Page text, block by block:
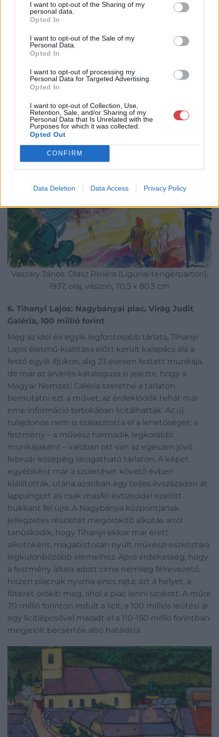
I want to opt-out of the Sharing of my
personal data.
Opted In
I want to opt-out of the Sale of my
Personal Data.
Opted In
I want to opt-out of processing my
Personal Data for Targeted Advertising.
Opted In
I want to opt-out of Collection, Use,
Retention, Sale, and/or Sharing of my
Personal Data that Is Unrelated with the
Purposes for which it was collected.
Opted Out
CONFIRM
Data Deletion Data Access Privacy Policy
tökéletesen valósítja meg a dús ecsetnyomok és a
bravúros minimalizmus egyensúlyát. A festmény
kikiáltási ára 70 millió forint volt; a licitcsata 102 millió
forintnál, azaz a viszonylag tág határok, 85 és 140
sávjában állt meg.
Vaszary János: Olasz Riviéra (Liguriai tengerparton),
1937, olaj, vászon, 70,5 x 80,5 cm
6. Tihanyi Lajos: Nagybányai piac, Virág Judit
Galéria, 100 millió forint
Még az idei év egyik legfontosabb tárlata, Tihanyi
Lajos életmű-kiállítása előtt került kalapács alá a
festő egyik ifjúkori, alig 23 évesen festett munkája,
de már az árverés katalógusa is jelezte, hogy a
Magyar Nemzeti Galéria szeretné a tárlaton
bemutatni ezt a művet, az érdeklődők tehát már
eme információ birtokában licitálhattak. Az új
tulajdonos nem is szalasztotta el a lehetőséget; a
festmény – a művész harmadik legkorábbi
munkájaként – valóban ott van az egészen jövő
február közepéig látogatható tárlaton. A képet
egyébként már a születését követő évben
kiállították, utána azonban egy teljes évszázadon át
lappangott és csak másfél évtizeddel ezelőtt
bukkant fel újra. A Nagybánya központjának
jellegzetes részletét megörökítő alkotás arról
tanúskodik, hogy Tihanyi ekkor már érett
alkotóként, magabiztosan nyúlt művészi eszköztára
legkülönbözőbb elemeihez. Apró érdekesség, hogy
a festmény általa adott címe némileg félrevezető,
hiszen piacnak nyoma sincs rajta; azt a helyet, a
főteret örökíti meg, ahol a piac lenni szokott. A műre
70 millió forinton indult a licit; a 100 milliós leütési ár
egy licitlépcsővel maradt el a 110-150 millió forintban
megjelölt becsérték alsó határától.